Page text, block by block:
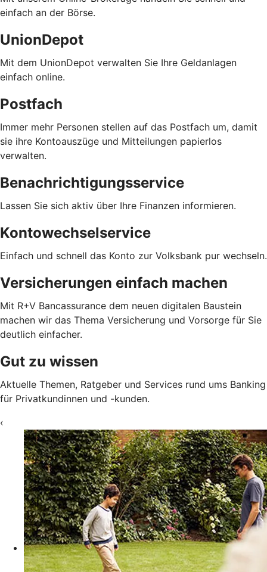
einfach an der Börse.
UnionDepot
Mit dem UnionDepot verwalten Sie Ihre Geldanlagen
einfach online.
Postfach
Immer mehr Personen stellen auf das Postfach um, damit
sie ihre Kontoauszüge und Mitteilungen papierlos
verwalten.
Benachrichtigungsservice
Lassen Sie sich aktiv über Ihre Finanzen informieren.
Kontowechselservice
Einfach und schnell das Konto zur Volksbank pur wechseln.
Versicherungen einfach machen
Mit R+V Bancassurance dem neuen digitalen Baustein
machen wir das Thema Versicherung und Vorsorge für Sie
deutlich einfacher.
Gut zu wissen
Aktuelle Themen, Ratgeber und Services rund ums Banking
für Privatkundinnen und -kunden.
‹